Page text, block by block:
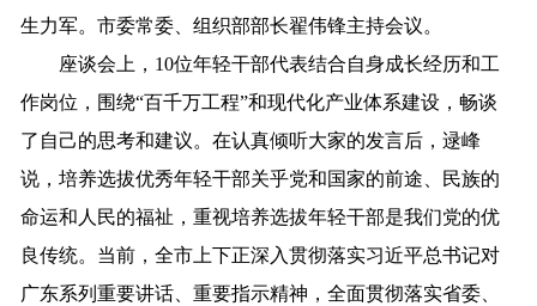
生力军。市委常委、组织部部长翟伟锋主持会议。
座谈会上，10位年轻干部代表结合自身成长经历和工
作岗位，围绕“百千万工程”和现代化产业体系建设，畅谈
了自己的思考和建议。在认真倾听大家的发言后，逯峰
说，培养选拔优秀年轻干部关乎党和国家的前途、民族的
命运和人民的福祉，重视培养选拔年轻干部是我们党的优
良传统。当前，全市上下正深入贯彻落实习近平总书记对
广东系列重要讲话、重要指示精神，全面贯彻落实省委、